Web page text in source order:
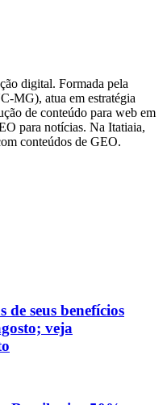
digital. Formada pela
MG), atua em estratégia
de conteúdo para web em
para notícias. Na Itatiaia,
conteúdos de GEO.
de seus benefícios
veja